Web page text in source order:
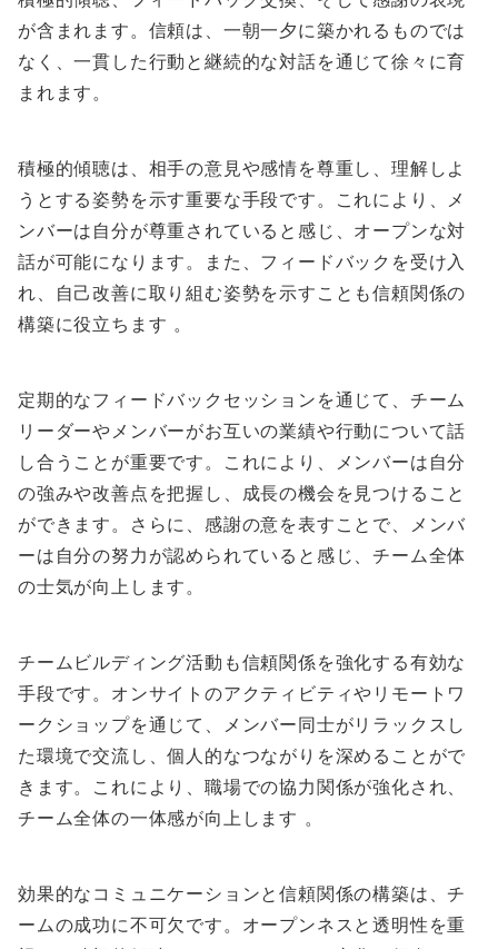
が含まれます。信頼は、一朝一夕に築かれるものでは
なく、一貫した行動と継続的な対話を通じて徐々に育
まれます。
積極的傾聴は、相手の意見や感情を尊重し、理解しよ
うとする姿勢を示す重要な手段です。これにより、メ
ンバーは自分が尊重されていると感じ、オープンな対
話が可能になります。また、フィードバックを受け入
れ、自己改善に取り組む姿勢を示すことも信頼関係の
構築に役立ちます 。
定期的なフィードバックセッションを通じて、チーム
リーダーやメンバーがお互いの業績や行動について話
し合うことが重要です。これにより、メンバーは自分
の強みや改善点を把握し、成長の機会を見つけること
ができます。さらに、感謝の意を表すことで、メンバ
ーは自分の努力が認められていると感じ、チーム全体
の士気が向上します。
チームビルディング活動も信頼関係を強化する有効な
手段です。オンサイトのアクティビティやリモートワ
ークショップを通じて、メンバー同士がリラックスし
た環境で交流し、個人的なつながりを深めることがで
きます。これにより、職場での協力関係が強化され、
チーム全体の一体感が向上します 。
効果的なコミュニケーションと信頼関係の構築は、チ
ームの成功に不可欠です。オープンネスと透明性を重